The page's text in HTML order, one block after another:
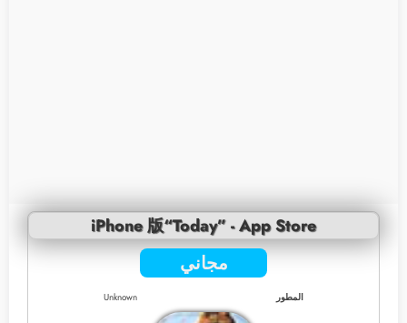
iPhone 版“Today” - App Store
مجاني
المطور Unknown